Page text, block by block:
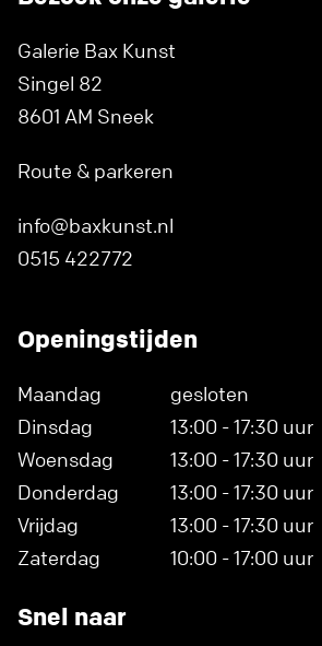
Galerie Bax Kunst
Singel 82
8601 AM Sneek
Route & parkeren
info@baxkunst.nl
0515 422772
Openingstijden
Maandag
gesloten
Dinsdag
13:00 - 17:30 uur
Woensdag
13:00 - 17:30 uur
Donderdag
13:00 - 17:30 uur
Vrijdag
13:00 - 17:30 uur
Zaterdag
10:00 - 17:00 uur
Snel naar